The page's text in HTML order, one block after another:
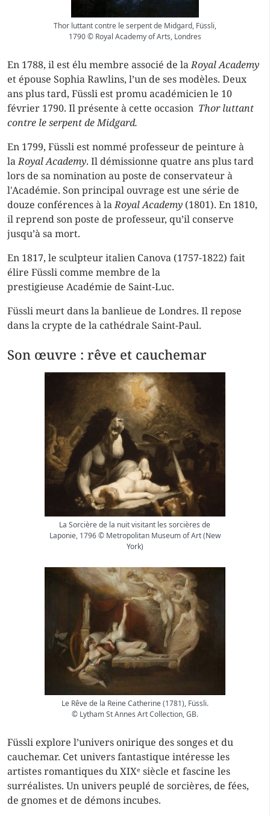
Thor luttant contre le serpent de Midgard, Füssli,
1790 © Royal Academy of Arts, Londres
En 1788, il est élu membre associé de laRoyal Academy
et épouse Sophia Rawlins, l’un de ses modèles. Deux
ans plus tard, Füssli est promu académicien le 10
février 1790. Il présente à cette occasion Thor luttant
contre le serpent de Midgard.
En 1799, Füssli est nommé professeur de peinture à
laRoyal Academy. Il démissionne quatre ans plus tard
lors de sa nomination au poste de conservateur à
l'Académie. Son principal ouvrage est une série de
douze conférences à laRoyal Academy (1801). En 1810,
il reprend son poste de professeur, qu’il conserve
jusqu’à sa mort.
En 1817, le sculpteur italien Canova (1757-1822) fait
élire Füssli comme membre de la
prestigieuse Académie de Saint-Luc.
Füssli meurt dans la banlieue de Londres. Il repose
dans la crypte de la cathédrale Saint-Paul.
Son œuvre : rêve et cauchemar
La Sorcière de la nuit visitant les sorcières de
Laponie, 1796 © Metropolitan Museum of Art (New
York)
Le Rêve de la Reine Catherine (1781), Füssli.
© Lytham St Annes Art Collection, GB.
Füssli explore l’univers onirique des songes et du
cauchemar. Cet univers fantastique intéresse les
artistes romantiques du XIXᵉ siècle et fascine les
surréalistes. Un univers peuplé de sorcières, de fées,
de gnomes et de démons incubes.